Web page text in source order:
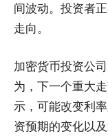
间波动。投资者
走向。
加密货币投资公
为，下一个重大
示，可能改变利
资预期的变化以